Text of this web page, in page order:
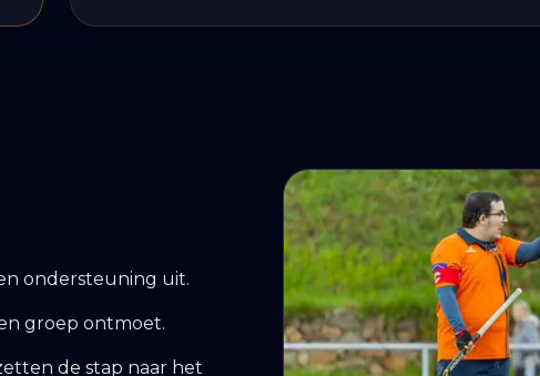
ondersteuning uit.
groep ontmoet.
de stap naar het